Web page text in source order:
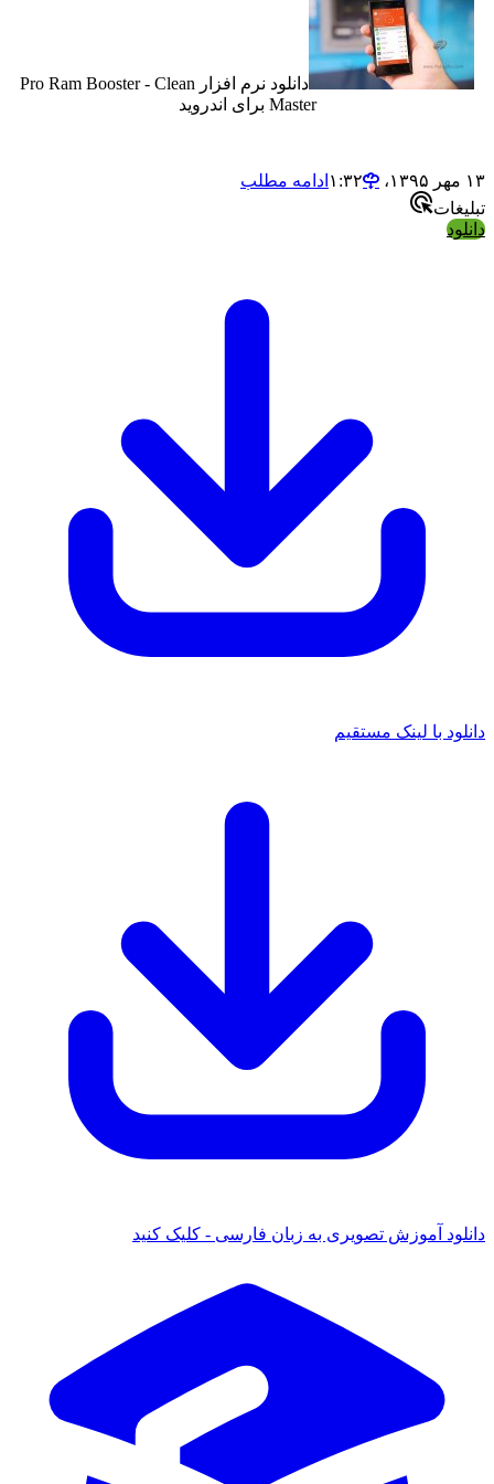
دانلود نرم افزار Pro Ram Booster - Clean
ادامه مطلب
با لینک مستقیم
آموزش تصویری به زبان فارسی - کلیک کنید